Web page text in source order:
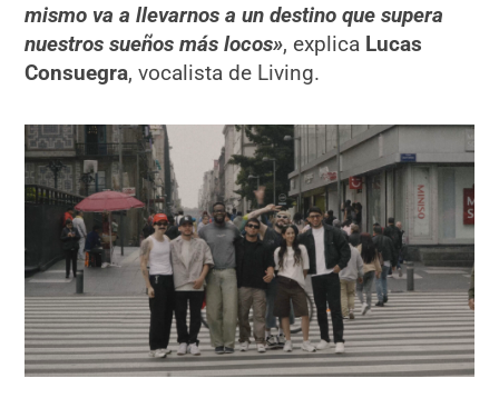
mismo va a llevarnos a un destino que supera
nuestros sueños más locos», explica Lucas
Consuegra, vocalista de Living.